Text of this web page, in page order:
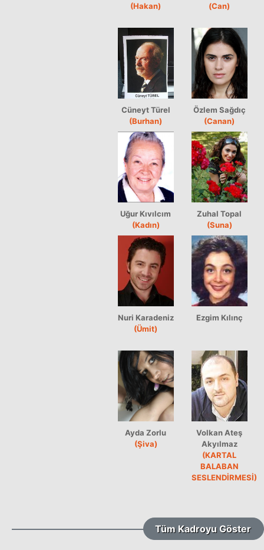
(Hakan)
(Can)
Cüneyt Türel
(Burhan)
Özlem Sağdıç
(Canan)
Uğur Kıvılcım
(Kadın)
Zuhal Topal
(Suna)
Nuri Karadeniz
(Ümit)
Ezgim Kılınç
Ayda Zorlu
(Şiva)
Volkan Ateş
Akyılmaz
(KARTAL
BALABAN
SESLENDİRMESİ)
Tüm Kadroyu Göster